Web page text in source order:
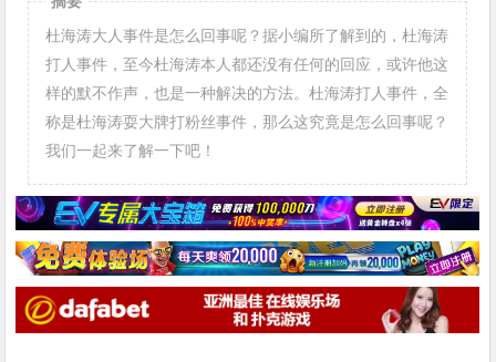
杜海涛大人事件是怎么回事呢？据小编所了解到的，杜海涛
打人事件，至今杜海涛本人都还没有任何的回应，或许他这
样的默不作声，也是一种解决的方法。杜海涛打人事件，全
称是杜海涛耍大牌打粉丝事件，那么这究竟是怎么回事呢？
我们一起来了解一下吧！